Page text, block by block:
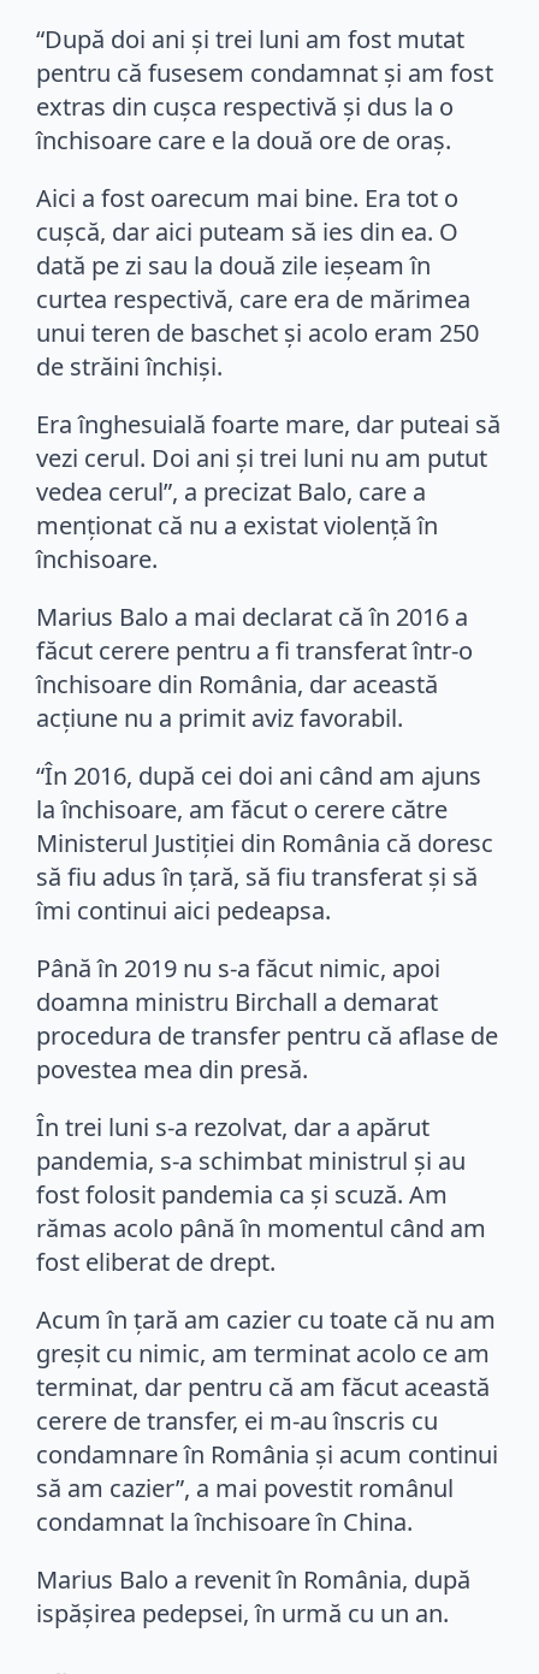
“După doi ani şi trei luni am fost mutat
pentru că fusesem condamnat şi am fost
extras din cuşca respectivă şi dus la o
închisoare care e la două ore de oraş.
Aici a fost oarecum mai bine. Era tot o
cuşcă, dar aici puteam să ies din ea. O
dată pe zi sau la două zile ieşeam în
curtea respectivă, care era de mărimea
unui teren de baschet şi acolo eram 250
de străini închişi.
Era înghesuială foarte mare, dar puteai să
vezi cerul. Doi ani şi trei luni nu am putut
vedea cerul”, a precizat Balo, care a
menţionat că nu a existat violenţă în
închisoare.
Marius Balo a mai declarat că în 2016 a
făcut cerere pentru a fi transferat într-o
închisoare din România, dar această
acțiune nu a primit aviz favorabil.
“În 2016, după cei doi ani când am ajuns
la închisoare, am făcut o cerere către
Ministerul Justiţiei din România că doresc
să fiu adus în ţară, să fiu transferat şi să
îmi continui aici pedeapsa.
Până în 2019 nu s-a făcut nimic, apoi
doamna ministru Birchall a demarat
procedura de transfer pentru că aflase de
povestea mea din presă.
În trei luni s-a rezolvat, dar a apărut
pandemia, s-a schimbat ministrul şi au
fost folosit pandemia ca şi scuză. Am
rămas acolo până în momentul când am
fost eliberat de drept.
Acum în ţară am cazier cu toate că nu am
greşit cu nimic, am terminat acolo ce am
terminat, dar pentru că am făcut această
cerere de transfer, ei m-au înscris cu
condamnare în România şi acum continui
să am cazier”, a mai povestit românul
condamnat la închisoare în China.
Marius Balo a revenit în România, după
ispăşirea pedepsei, în urmă cu un an.